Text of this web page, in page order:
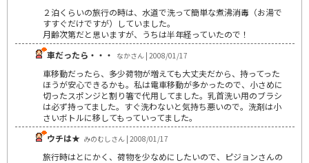
２泊くらいの旅行の時は、水道で洗って簡単な煮沸消毒（お湯で
すすぐだけですが）していました。
月齢次第だと思いますが、うちは半年経っていたので！
車だったら・・・
なかさん | 2008/01/17
車移動だったら、多少荷物が増えても大丈夫だから、持ってった
ほうが安心できるかも。私は電車移動が多かったので、小さめに
切ったスポンジと割り箸で代用してました。乳首洗い用のブラシ
は必ず持ってました。すぐ洗わないと気持ち悪いので。洗剤は小
さいボトルに移してもっていってました。
ウチは★ みのむしさん | 2008/01/17
旅行時はとにかく、荷物を少なめにしたいので、ピジョンさんの